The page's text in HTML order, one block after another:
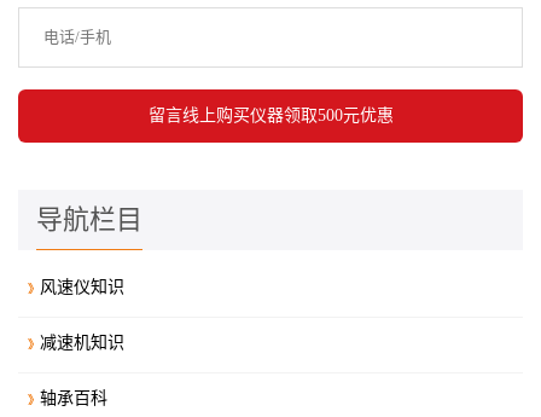
导航栏目
风速仪知识
减速机知识
轴承百科